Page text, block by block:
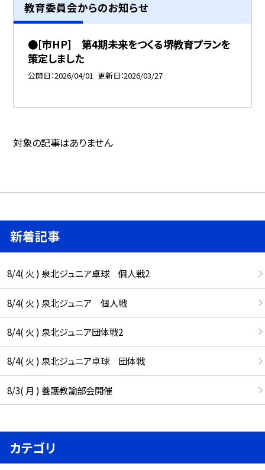
教育委員会からのお知らせ
●[市HP] 第4期未来をつくる堺教育プランを
策定しました
公開日 2026/04/01 更新日 2026/03/27
対象の記事はありません
新着記事
8/4( 火 ) 泉北ジュニア卓球 個人戦2
8/4( 火 ) 泉北ジュニア 個人戦
8/4( 火 ) 泉北ジュニア団体戦2
8/4( 火 ) 泉北ジュニア卓球 団体戦
8/3( 月 ) 養護教諭部会開催
カテゴリ